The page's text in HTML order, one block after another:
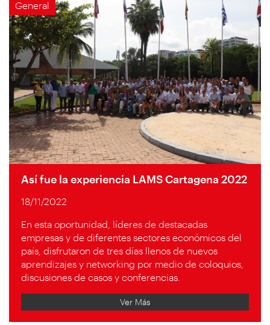
General
Así fue la experiencia LAMS Cartagena 2022
18/11/2022
En esta oportunidad, líderes de destacadas
empresas y de diferentes sectores económicos del
país, disfrutaron de tres días llenos de nuevos
aprendizajes y networking por medio de coloquios,
discusiones de casos y conferencias.
Ver Más